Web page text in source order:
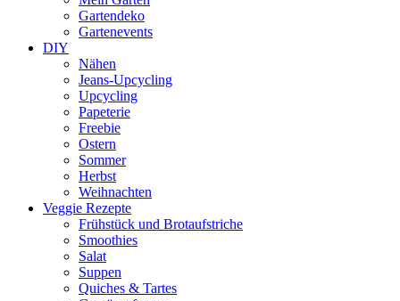
Gartendeko
Gartenevents
DIY
Nähen
Jeans-Upcycling
Upcycling
Papeterie
Freebie
Ostern
Sommer
Herbst
Weihnachten
Veggie Rezepte
Frühstück und Brotaufstriche
Smoothies
Salat
Suppen
Quiches & Tartes